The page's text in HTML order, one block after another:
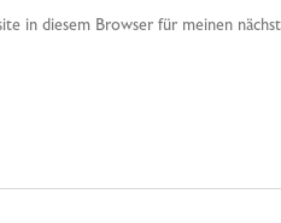
in diesem Browser für meinen